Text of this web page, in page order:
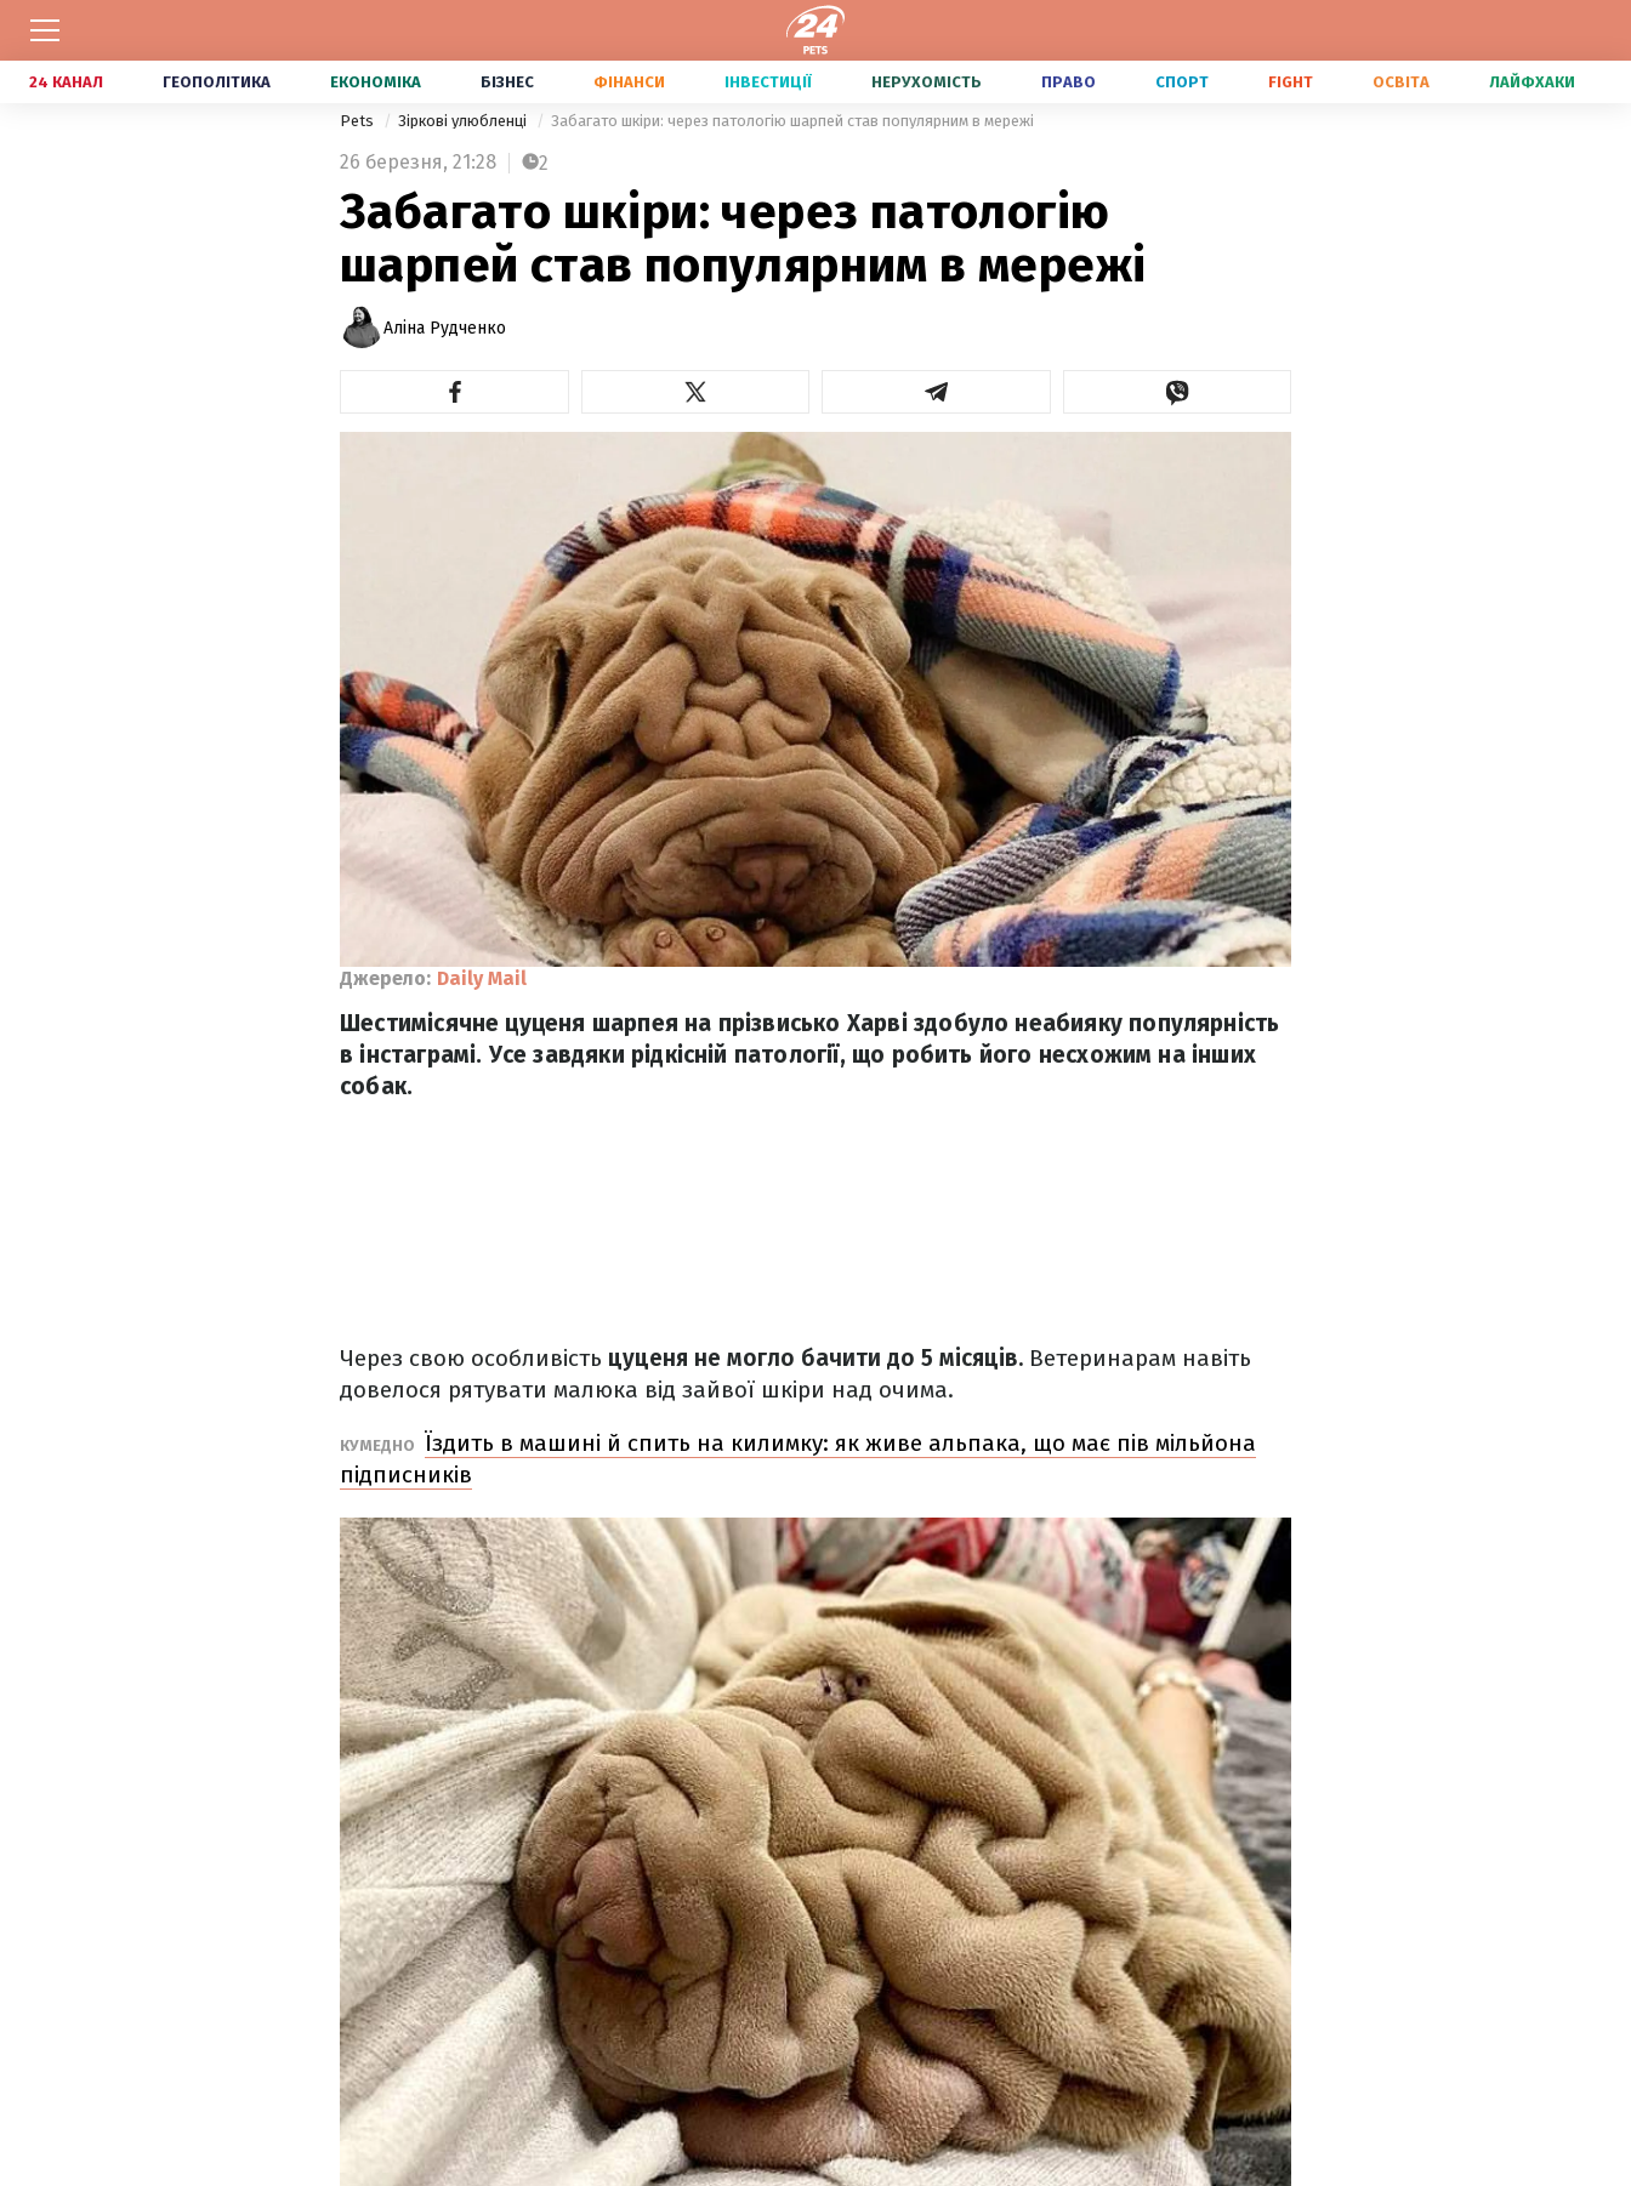
24 КАНАЛ ГЕОПОЛІТИКА ЕКОНОМІКА БІЗНЕС ФІНАНСИ ІНВЕСТИЦІЇ НЕРУХОМІСТЬ ПРАВО СПОРТ FIGHT ОСВІТА ЛАЙФХАКИ
Pets Зіркові улюбленці Забагато шкіри: через патологію шарпей став популярним в мережі
26 березня, 21:28 2
Забагато шкіри: через патологію
шарпей став популярним в мережі
Аліна Рудченко
Джерело: Daily Mail
Шестимісячне цуценя шарпея на прізвисько Харві здобуло неабияку популярність
в інстаграмі. Усе завдяки рідкісній патології, що робить його несхожим на інших
собак.
Через свою особливість цуценя не могло бачити до 5 місяців. Ветеринарам навіть
довелося рятувати малюка від зайвої шкіри над очима.
КУМЕДНО
Їздить в машині й спить на килимку: як живе альпака, що має пів мільйона
підписників